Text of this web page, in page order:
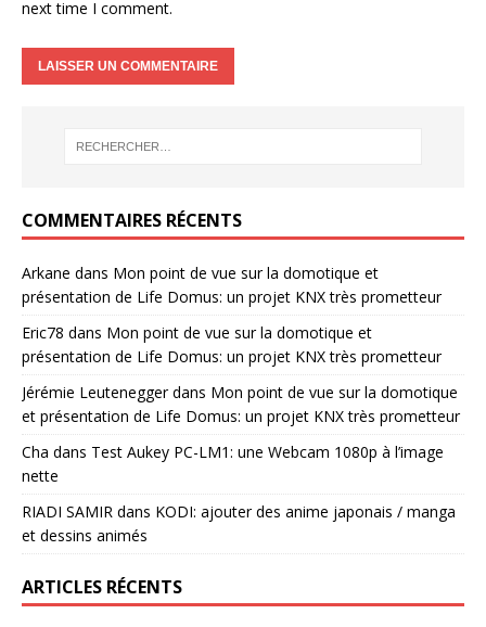
next time I comment.
COMMENTAIRES RÉCENTS
Arkane dans Mon point de vue sur la domotique et
présentation de Life Domus: un projet KNX très prometteur
Eric78 dans Mon point de vue sur la domotique et
présentation de Life Domus: un projet KNX très prometteur
Jérémie Leuteneggerdans Mon point de vue sur la domotique
et présentation de Life Domus: un projet KNX très prometteur
Cha dans Test Aukey PC-LM1: une Webcam 1080p à l’image
nette
RIADI SAMIR dans KODI: ajouter des anime japonais / manga
et dessins animés
ARTICLES RÉCENTS